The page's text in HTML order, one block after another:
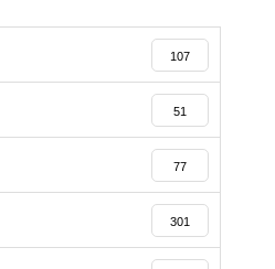
107
51
77
301